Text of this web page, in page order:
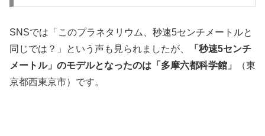
SNSでは「このプラネタリウム、秒速5センチメートルと
同じでは？」という声も見られましたが、
「秒速5センチ
メートル」のモデルとなったのは「多摩六都科学館」
（東
京都西東京市）です。